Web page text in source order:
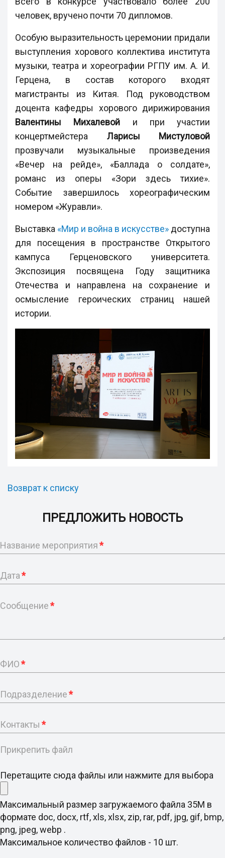
человек, вручено почти 70 дипломов.
Особую выразительность церемонии придали
выступления хорового коллектива института
музыки, театра и хореографии РГПУ им. А. И.
Герцена, в состав которого входят
магистранты из Китая. Под руководством
доцента кафедры хорового дирижирования
Валентины Михалевой и при участии
концертмейстера Ларисы Мистуловой
прозвучали музыкальные произведения
«Вечер на рейде», «Баллада о солдате»,
романс из оперы «Зори здесь тихие».
Событие завершилось хореографическим
номером «Журавли».
Выставка «Мир и война в искусстве» доступна
для посещения в пространстве Открытого
кампуса Герценовского университета.
Экспозиция посвящена Году защитника
Отечества и направлена на сохранение и
осмысление героических страниц нашей
истории.
Возврат к списку
ПРЕДЛОЖИТЬ НОВОСТЬ
Название мероприятия*
Дата*
Сообщение*
ФИО*
Подразделение*
Контакты *
Прикрепить файл
Перетащите сюда файлы или нажмите для выбора
Максимальный размер загружаемого файла 35M в
формате doc, docx, rtf, xls, xlsx, zip, rar, pdf, jpg, gif, bmp,
png, jpeg, webp .
Максимальное количество файлов - 10 шт.